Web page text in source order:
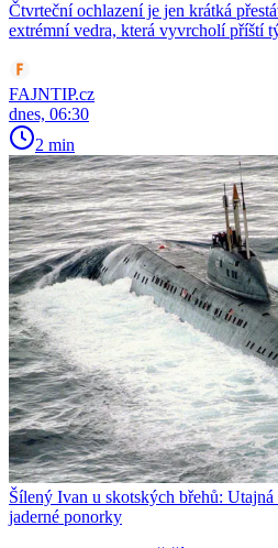
Čtvrteční ochlazení je jen krátká
extrémní vedra, která vyvrcholí příští
FAJNTIP.cz
dnes, 06:30
2 min
Šílený Ivan u skotských břehů: Utajná
jaderné ponorky